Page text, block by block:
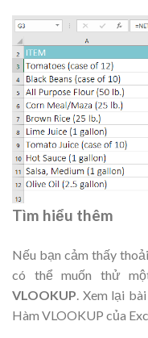
Tìm hiểu thêm
Nếu bạn cảm thấy
có thể muốn thử
VLOOKUP. Xem lại
Hàm VLOOKUP của